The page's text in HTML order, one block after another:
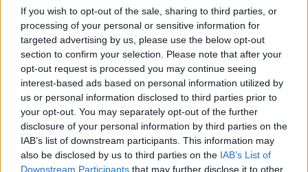
If you wish to opt-out of the sale, sharing to third parties, or
processing of your personal or sensitive information for
targeted advertising by us, please use the below opt-out
section to confirm your selection. Please note that after your
opt-out request is processed you may continue seeing
interest-based ads based on personal information utilized by
us or personal information disclosed to third parties prior to
your opt-out. You may separately opt-out of the further
disclosure of your personal information by third parties on the
IAB’s list of downstream participants. This information may
also be disclosed by us to third parties on the IAB’s List of
Downstream Participants that may further disclose it to other
04 Αυγούστου 2024
Πανελλήνια Ένωση
Θεολόγων (ΠΕΘ):
Λογική, λειτουργική
και νόμιμη η απόφαση
για εναλλακτικό
μάθημα Ηθικής
04 Νοεμβρίου 2023
Πανελλήνια Ένωση
Θεολόγων (ΠΕΘ) προς